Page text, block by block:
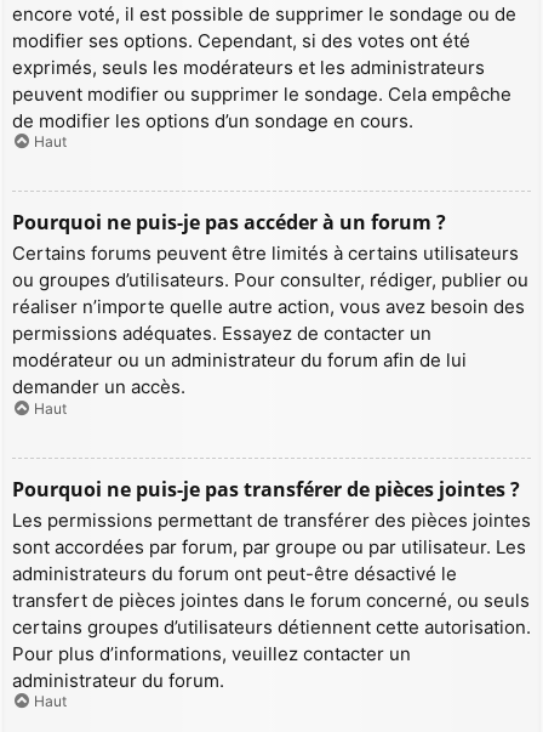
encore voté, il est possible de supprimer le sondage ou de
modifier ses options. Cependant, si des votes ont été
exprimés, seuls les modérateurs et les administrateurs
peuvent modifier ou supprimer le sondage. Cela empêche
de modifier les options d’un sondage en cours.
Haut
Pourquoi ne puis-je pas accéder à un forum ?
Certains forums peuvent être limités à certains utilisateurs
ou groupes d’utilisateurs. Pour consulter, rédiger, publier ou
réaliser n’importe quelle autre action, vous avez besoin des
permissions adéquates. Essayez de contacter un
modérateur ou un administrateur du forum afin de lui
demander un accès.
Haut
Pourquoi ne puis-je pas transférer de pièces jointes ?
Les permissions permettant de transférer des pièces jointes
sont accordées par forum, par groupe ou par utilisateur. Les
administrateurs du forum ont peut-être désactivé le
transfert de pièces jointes dans le forum concerné, ou seuls
certains groupes d’utilisateurs détiennent cette autorisation.
Pour plus d’informations, veuillez contacter un
administrateur du forum.
Haut